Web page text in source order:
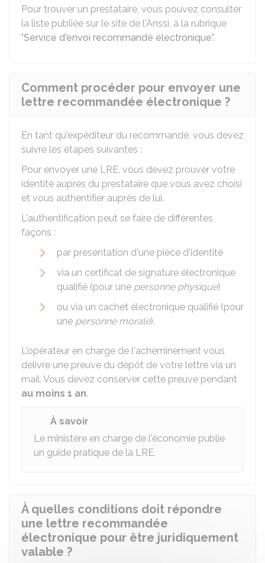
Pour trouver un prestataire, vous pouvez consulter
la liste publiée sur le site de l'Anssi, à la rubrique
"Service d'envoi recommandé électronique".
Comment procéder pour envoyer une
lettre recommandée électronique ?
En tant qu'expéditeur du recommandé, vous devez
suivre les étapes suivantes :
Pour envoyer une LRE, vous devez prouver votre
identité auprès du prestataire que vous avez choisi
et vous authentifier auprès de lui.
L'authentification peut se faire de différentes
façons :
par présentation d'une pièce d'identité
via un certificat de signature électronique
qualifié (pour une personne physique)
ou via un cachet électronique qualifié (pour
une personne morale).
L'opérateur en charge de l'acheminement vous
délivre une preuve du dépôt de votre lettre via un
mail. Vous devez conserver cette preuve pendant
au moins 1 an.
À savoir
Le ministère en charge de l'économie publie
un guide pratique de la LRE.
À quelles conditions doit répondre
une lettre recommandée
électronique pour être juridiquement
valable ?